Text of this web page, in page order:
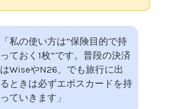
「私の使い方は”保険目的で持
っておく1枚”です。普段の決済
はWiseやN26、でも旅行に出
るときは必ずエポスカードを持
っていきます」